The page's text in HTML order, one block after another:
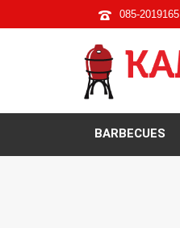
085-2019165
BARBECUES